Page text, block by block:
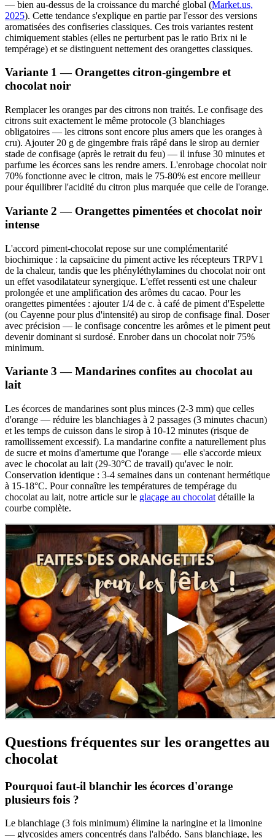
— bien au-dessus de la croissance du marché global (Market.us,
2025). Cette tendance s'explique en partie par l'essor des versions
aromatisées des confiseries classiques. Ces trois variantes restent
chimiquement stables (elles ne perturbent pas le ratio Brix ni le
tempérage) et se distinguent nettement des orangettes classiques.
Variante 1 — Orangettes citron-gingembre et
chocolat noir
Remplacer les oranges par des citrons non traités. Le confisage des
citrons suit exactement le même protocole (3 blanchiages
obligatoires — les citrons sont encore plus amers que les oranges à
cru). Ajouter 20 g de gingembre frais râpé dans le sirop au dernier
stade de confisage (après le retrait du feu) — il infuse 30 minutes et
parfume les écorces sans les rendre amers. L'enrobage chocolat noir
70% fonctionne avec le citron, mais le 75-80% est encore meilleur
pour équilibrer l'acidité du citron plus marquée que celle de l'orange.
Variante 2 — Orangettes pimentées et chocolat noir
intense
L'accord piment-chocolat repose sur une complémentarité
biochimique : la capsaïcine du piment active les récepteurs TRPV1
de la chaleur, tandis que les phényléthylamines du chocolat noir ont
un effet vasodilatateur synergique. L'effet ressenti est une chaleur
prolongée et une amplification des arômes du cacao. Pour les
orangettes pimentées : ajouter 1/4 de c. à café de piment d'Espelette
(ou Cayenne pour plus d'intensité) au sirop de confisage final. Doser
avec précision — le confisage concentre les arômes et le piment peut
devenir dominant si surdosé. Enrober dans un chocolat noir 75%
minimum.
Variante 3 — Mandarines confites au chocolat au
lait
Les écorces de mandarines sont plus minces (2-3 mm) que celles
d'orange — réduire les blanchiages à 2 passages (3 minutes chacun)
et les temps de cuisson dans le sirop à 10-12 minutes (risque de
ramollissement excessif). La mandarine confite a naturellement plus
de sucre et moins d'amertume que l'orange — elle s'accorde mieux
avec le chocolat au lait (29-30°C de travail) qu'avec le noir.
Conservation identique : 3-4 semaines dans un contenant hermétique
à 15-18°C. Pour connaître les températures de tempérage du
chocolat au lait, notre article sur le glaçage au chocolat détaille la
courbe complète.
Questions fréquentes sur les orangettes au
chocolat
Pourquoi faut-il blanchir les écorces d'orange
plusieurs fois ?
Le blanchiage (3 fois minimum) élimine la naringine et la limonine
— glycosides amers concentrés dans l'albédo. Sans blanchiage, les